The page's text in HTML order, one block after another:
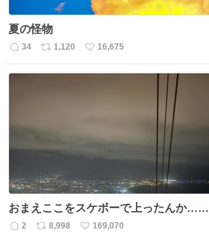
夏の怪物
返
34
リ
1,120
い
16,675
おまえここをスケボーで上ったんか……
返
2
リ
8,998
い
169,070